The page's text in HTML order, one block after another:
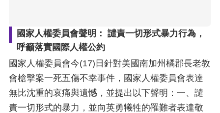
護
政
策
國家人權委員會聲明： 譴責一切形式暴力行為，
呼籲落實國際人權公約
國家人權委員會今(17)日針對美國南加州橘郡長老教
會槍擊案一死五傷不幸事件，國家人權委員會表達
無比沈重的哀痛與遺憾，並提出以下聲明：一、譴
責一切形式的暴力，並向英勇犧牲的罹難者表達敬